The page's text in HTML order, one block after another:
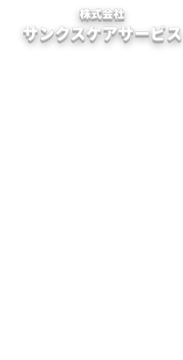
株式会社
サンクスケアサービス